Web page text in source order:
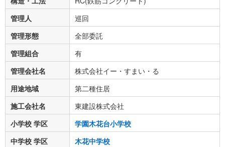
管理人
巡回
管理形態
全部委託
管理組合
有
管理会社名
株式会社イー・すまい・る
用途地域
第二種住居
施工会社名
東建設株式会社
小学校 学区
学園木花台小学校
中学校 学区
木花中学校